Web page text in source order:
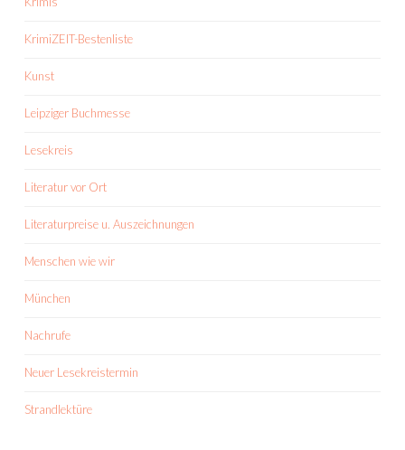
KrimiZEIT-Bestenliste
Kunst
Leipziger Buchmesse
Lesekreis
Literatur vor Ort
Literaturpreise u. Auszeichnungen
Menschen wie wir
München
Nachrufe
Neuer Lesekreistermin
Strandlektüre